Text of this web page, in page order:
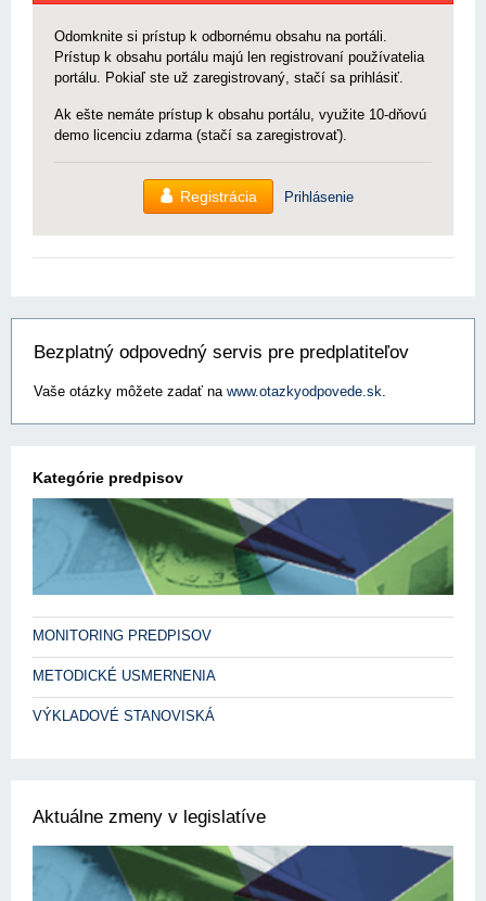
Odomknite si prístup k odbornému obsahu na portáli.
Prístup k obsahu portálu majú len registrovaní používatelia
portálu. Pokiaľ ste už zaregistrovaný, stačí sa prihlásiť.
Ak ešte nemáte prístup k obsahu portálu, využite 10-dňovú
demo licenciu zdarma (stačí sa zaregistrovať).
Registrácia Prihlásenie
Bezplatný odpovedný servis pre predplatiteľov
Vaše otázky môžete zadať na www.otazkyodpovede.sk.
Kategórie predpisov
MONITORING PREDPISOV
METODICKÉ USMERNENIA
VÝKLADOVÉ STANOVISKÁ
Aktuálne zmeny v legislatíve